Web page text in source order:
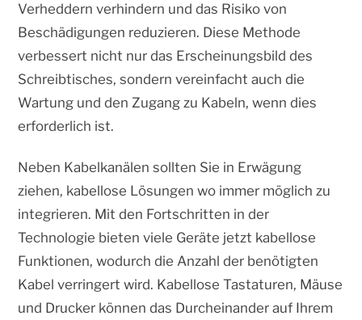
Verheddern verhindern und das Risiko von
Beschädigungen reduzieren. Diese Methode
verbessert nicht nur das Erscheinungsbild des
Schreibtisches, sondern vereinfacht auch die
Wartung und den Zugang zu Kabeln, wenn dies
erforderlich ist.
Neben Kabelkanälen sollten Sie in Erwägung
ziehen, kabellose Lösungen wo immer möglich zu
integrieren. Mit den Fortschritten in der
Technologie bieten viele Geräte jetzt kabellose
Funktionen, wodurch die Anzahl der benötigten
Kabel verringert wird. Kabellose Tastaturen, Mäuse
und Drucker können das Durcheinander auf Ihrem